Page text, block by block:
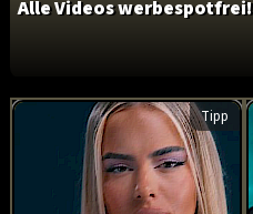
Alle Videos werbespotfrei!
Tipp